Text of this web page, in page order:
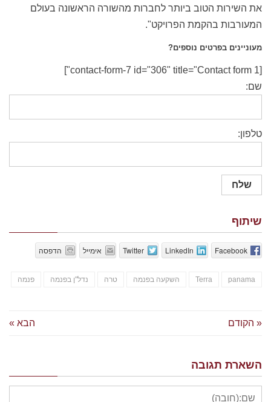
את השירות הטוב ביותר לחברות מהשורה הראשונה בעולם
המעורבות בהקמת הפרויקט".
מעוניינים בפרטים נוספים?
[contact-form-7 id="306" title="Contact form 1"]
שם:
טלפון:
שיתוף
Facebook
LinkedIn
Twitter אימייל הדפסה
panama
Terra השקעה בפנמה טרה נדל"ן בפנמה פנמה
« הקודם הבא »
השארת תגובה